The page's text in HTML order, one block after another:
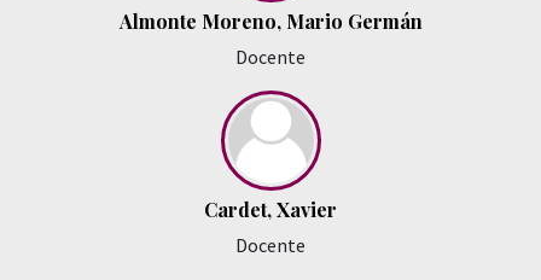
Almonte Moreno, Mario Germán
Docente
Cardet, Xavier
Docente